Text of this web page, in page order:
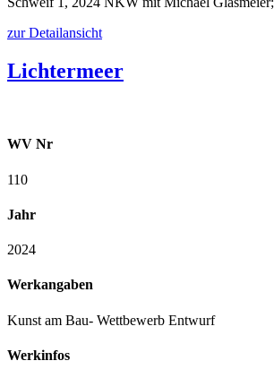
zur Detailansicht
Lichtermeer
WV Nr
110
Jahr
2024
Werkangaben
Kunst am Bau- Wettbewerb Entwurf
Werkinfos